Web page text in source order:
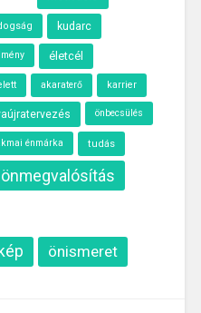
kudarc
életcél
akaraterő karrier
önbecsülés
énmárka tudás
önmegvalósítás
önismeret